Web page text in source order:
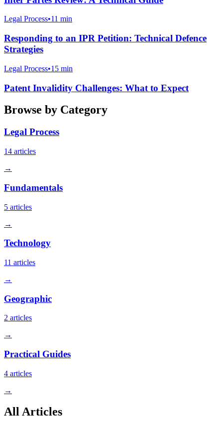
Legal Process•11 min
Responding to an IPR Petition: Technical Defence
Strategies
Legal Process•15 min
Patent Invalidity Challenges: What to Expect
Browse by Category
Legal Process
14 articles
→
Fundamentals
5 articles
→
Technology
11 articles
→
Geographic
2 articles
→
Practical Guides
4 articles
→
All Articles